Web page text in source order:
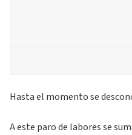
Hasta el momento se
A este paro de labores se